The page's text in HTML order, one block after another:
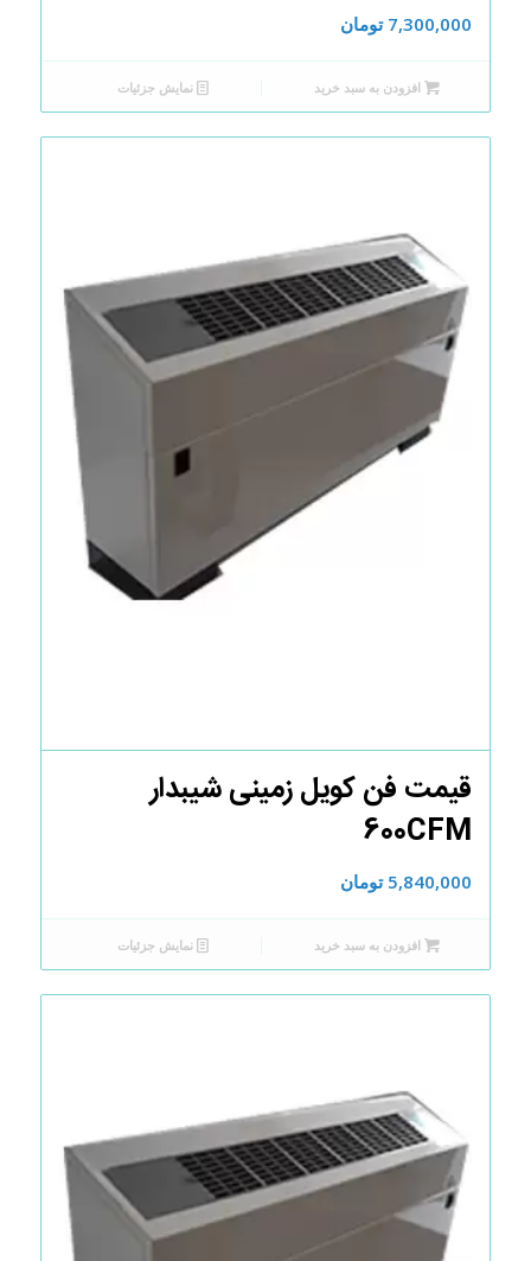
7,300,000 تومان
افزودن به سبد خرید نمایش جزئیات
قیمت فن کویل زمینی شیبدار
600CFM
5,840,000 تومان
افزودن به سبد خرید نمایش جزئیات